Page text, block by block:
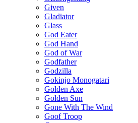
Given
Gladiator
Glass
God Eater
God Hand
God of War
Godfather
Godzilla
Gokinjo Monogatari
Golden Axe
Golden Sun
Gone With The Wind
Goof Troop